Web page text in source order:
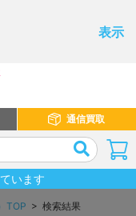
表示
通信買取
います
TOP > 検索結果